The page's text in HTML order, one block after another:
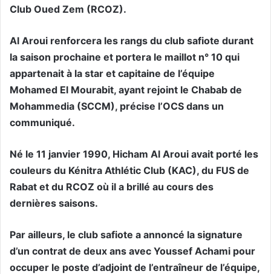
Club Oued Zem (RCOZ).
Al Aroui renforcera les rangs du club safiote durant
la saison prochaine et portera le maillot n° 10 qui
appartenait à la star et capitaine de l’équipe
Mohamed El Mourabit, ayant rejoint le Chabab de
Mohammedia (SCCM), précise l’OCS dans un
communiqué.
Né le 11 janvier 1990, Hicham Al Aroui avait porté les
couleurs du Kénitra Athlétic Club (KAC), du FUS de
Rabat et du RCOZ où il a brillé au cours des
dernières saisons.
Par ailleurs, le club safiote a annoncé la signature
d’un contrat de deux ans avec Youssef Achami pour
occuper le poste d’adjoint de l’entraîneur de l’équipe,